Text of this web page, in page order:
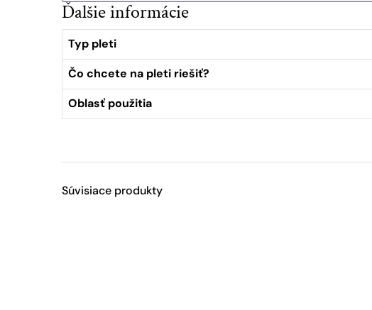
Ďalšie informácie
Typ pleti
Čo chcete na pleti riešiť?
Oblasť použitia
Súvisiace produkty